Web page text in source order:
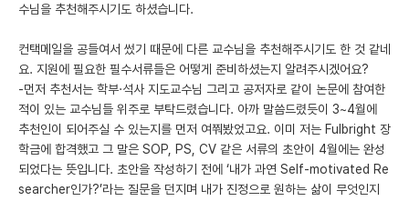
수님을 추천해주시기도 하셨습니다.
컨택메일을 공들여서 썼기 때문에 다른 교수님을 추천해주시기도 한 것 같네
요. 지원에 필요한 필수서류들은 어떻게 준비하셨는지 알려주시겠어요?
-먼저 추천서는 학부·석사 지도교수님 그리고 공저자로 같이 논문에 참여한
적이 있는 교수님들 위주로 부탁드렸습니다. 아까 말씀드렸듯이 3~4월에
추천인이 되어주실 수 있는지를 먼저 여쭤봤었고요. 이미 저는 Fulbright 장
학금에 합격했고 그 말은 SOP, PS, CV 같은 서류의 초안이 4월에는 완성
되었다는 뜻입니다. 초안을 작성하기 전에 ‘내가 과연 Self-motivated Re
searcher인가?’라는 질문을 던지며 내가 진정으로 원하는 삶이 무엇인지